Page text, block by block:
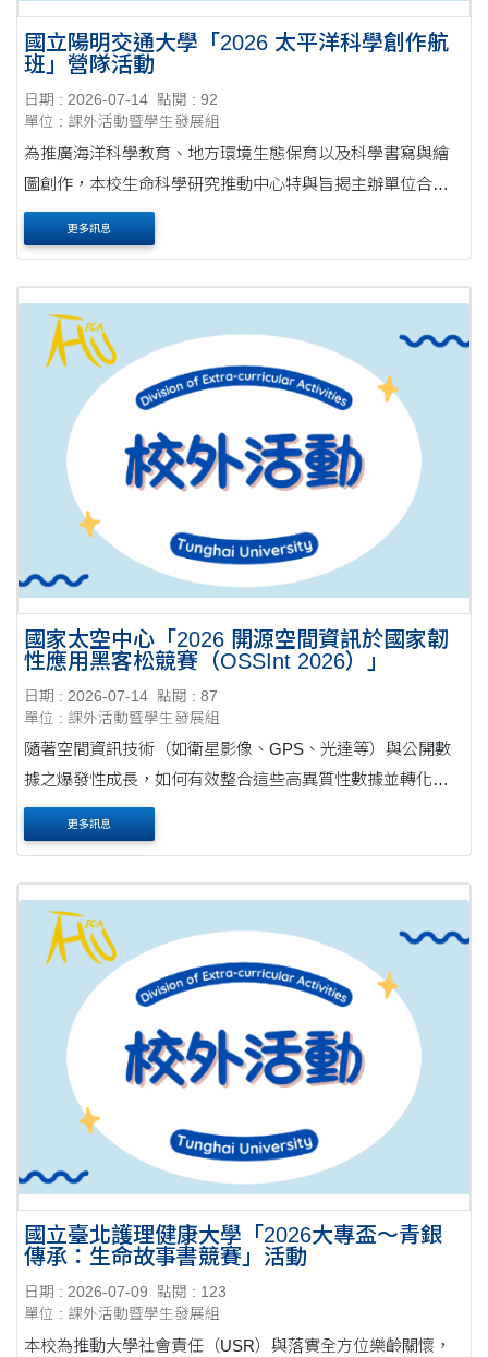
國立陽明交通大學「2026 太平洋科學創作航
班」營隊活動
日期 : 2026-07-14 點閱 : 92
單位 : 課外活動暨學生發展組
為推廣海洋科學教育、地方環境生態保育以及科學書寫與繪
圖創作，本校生命科學研究推動中心特與旨揭主辦單位合
作，於2026年8月協力辦理「2026 太平洋科學創作航班」跨
領域營隊活動。本活動結合鯨豚知識講座、宜蘭海....
更多訊息
國家太空中心「2026 開源空間資訊於國家韌
性應用黑客松競賽（OSSInt 2026）」
日期 : 2026-07-14 點閱 : 87
單位 : 課外活動暨學生發展組
隨著空間資訊技術（如衛星影像、GPS、光達等）與公開數
據之爆發性成長，如何有效整合這些高異質性數據並轉化為
地理情報洞察力，已成為提升國家韌性之關鍵。本競賽旨在
發掘各領域人才，透過創意構想與實作，將空....
更多訊息
國立臺北護理健康大學「2026大專盃～青銀
傳承：生命故事書競賽」活動
日期 : 2026-07-09
點閱 : 123
單位 : 課外活動暨學生發展組
本校為推動大學社會責任（USR）與落實全方位樂齡關懷，